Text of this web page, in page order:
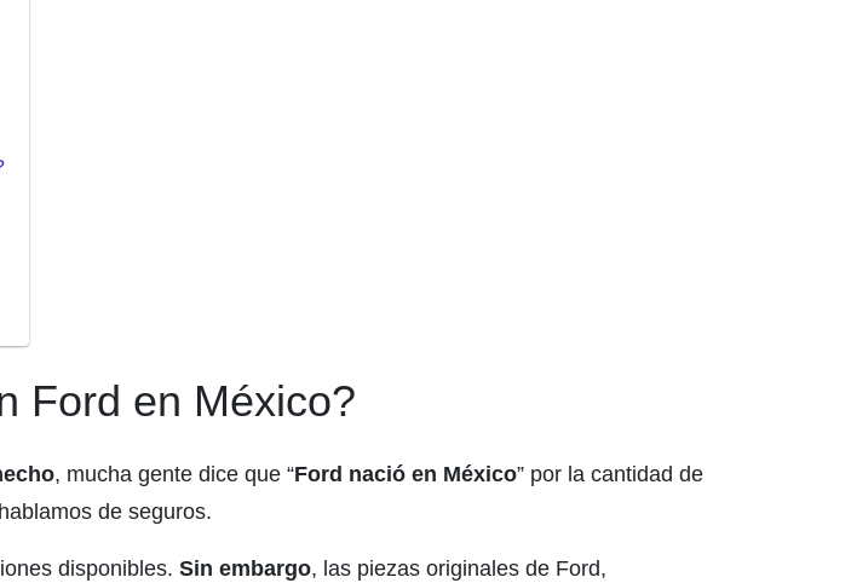
Ford en México?
, mucha gente dice que “Ford nació en México” por la cantidad de
de seguros.
disponibles. Sin embargo, las piezas originales de Ford,